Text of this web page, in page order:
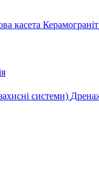
касета Керамограніт
системи)